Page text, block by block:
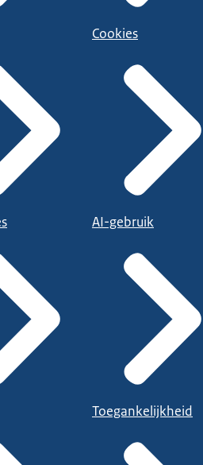
Cookies
AI-gebruik
Toegankelijkheid